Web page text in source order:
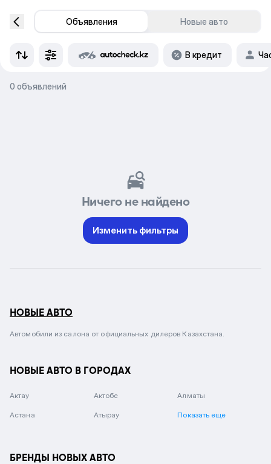
Объявления Новые авто
В кредит
0 объявлений
Ничего не найдено
Изменить фильтры
НОВЫЕ АВТО
Автомобили из салона от официальных дилеров Казахстана.
НОВЫЕ АВТО В ГОРОДАХ
Актау Актобе Алматы
Астана Атырау Показать еще
БРЕНДЫ НОВЫХ АВТО